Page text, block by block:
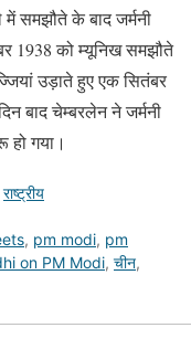
समझौते के बाद जर्मनी
1938 को म्यूनिख समझौते
उड़ाते हुए एक सितंबर
बाद चेम्बरलेन ने जर्मनी
हो गया।
राष्ट्रीय
, pm modi, pm
on PM Modi, चीन,